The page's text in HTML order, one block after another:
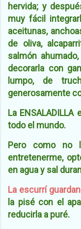
hervida; y
muy fácil
aceitunas,
de oliva,
salmón
decorarla con
lumpo, de
generosamente
La
todo el mundo.
Pero como no
entretenerme,
en agua y sal
La escurrí
la pisé con el
reducirla a puré.